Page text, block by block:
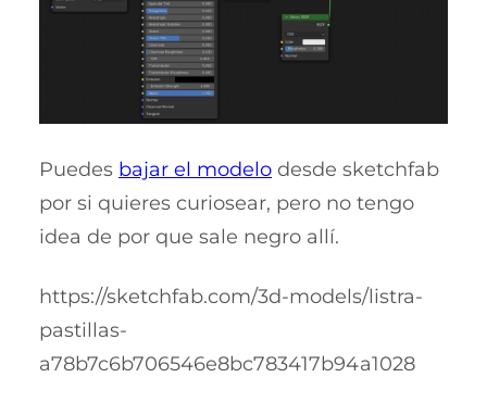
Puedes bajar el modelo desde sketchfab
por si quieres curiosear, pero no tengo
idea de por que sale negro allí.
https://sketchfab.com/3d-models/listra-
pastillas-
a78b7c6b706546e8bc783417b94a1028